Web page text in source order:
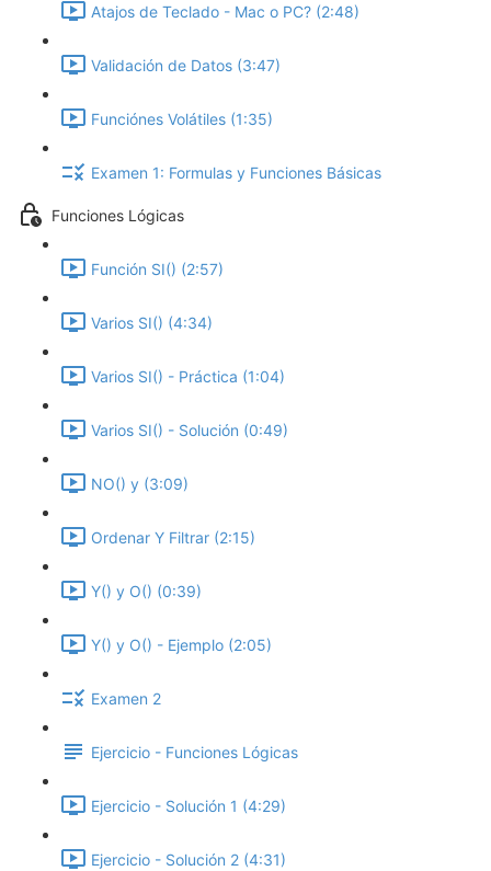
Atajos de Teclado - Mac o PC? (2:48)
Validación de Datos (3:47)
Funciónes Volátiles (1:35)
Examen 1: Formulas y Funciones Básicas
Funciones Lógicas
Función SI() (2:57)
Varios SI() (4:34)
Varios SI() - Práctica (1:04)
Varios SI() - Solución (0:49)
NO() y (3:09)
Ordenar Y Filtrar (2:15)
Y() y O() (0:39)
Y() y O() - Ejemplo (2:05)
Examen 2
Ejercicio - Funciones Lógicas
Ejercicio - Solución 1 (4:29)
Ejercicio - Solución 2 (4:31)